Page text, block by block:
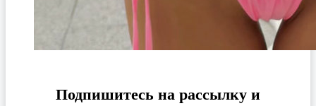
Подпишитесь на рассылку и